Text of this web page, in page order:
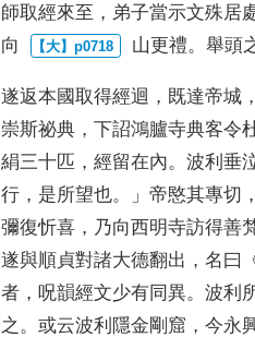
師取經來至 ， 弟子當示文殊居
向
山更禮。舉頭
遂返本國取得經迴 ， 既達帝城 ，
崇斯祕典 ， 下詔鴻臚寺典客令
絹三十匹 ， 經留在內。 波利垂
行 ， 是所望也。」 帝愍其專切 ，
彌復忻喜 ， 乃向西明寺訪得善
遂與順貞對諸大德翻出 ， 名曰
者 ， 呪韻經文少有同異。 波利
之 。 或云波利隱金剛窟 ， 今永